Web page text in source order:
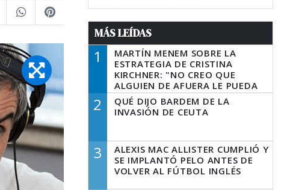
MÁS LEÍDAS
1
MARTÍN MENEM SOBRE LA
ESTRATEGIA DE CRISTINA
KIRCHNER: "NO CREO QUE
ALGUIEN DE AFUERA LE PUEDA
DECIR A LA JUSTICIA LO QUE
TIENE QUE HACER"
2
QUÉ DIJO BARDEM DE LA
INVASIÓN DE CEUTA
3
ALEXIS MAC ALLISTER CUMPLIÓ Y
SE IMPLANTÓ PELO ANTES DE
VOLVER AL FÚTBOL INGLÉS